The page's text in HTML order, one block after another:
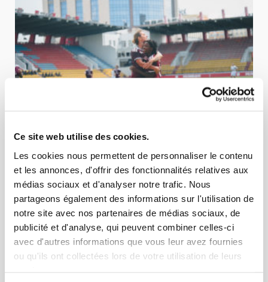
Ce site web utilise des cookies.
Les cookies nous permettent de personnaliser le contenu
et les annonces, d'offrir des fonctionnalités relatives aux
médias sociaux et d'analyser notre trafic. Nous
partageons également des informations sur l'utilisation de
notre site avec nos partenaires de médias sociaux, de
publicité et d'analyse, qui peuvent combiner celles-ci
avec d'autres informations que vous leur avez fournies
ou qu'ils ont collectées lors de votre utilisation de leurs
ÉQUIPE FÉMININE 04 AOÛT 2026
DINAMO-BSUPC - SERVETTE FCCF 0-3 (0-0)
Les Grenat démarrent leur campagne européenne en fanfare. Les
Servettiennes ne savaient pas trop à quoi s'attendre au mo...